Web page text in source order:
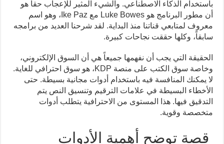
باستخدام الذكاء الاصطناعي. والشيء المثير للإعجاب حقاً هو
أن مطور البرنامج هو Luke Bowes مع Ike Paz، وهو اسم
معروف لمتابعي قناتنا منذ البداية. لقد شرحنا العديد من برامجه
سابقاً، وكلها حققت نجاحات كبيرة.
الحقيقة التي يجب أن نفهمها جميعاً هي أن السوق الإلكتروني،
وخاصة سوق الكتب على منصة KDP، هو سوق احترافي للغاية.
لا يمكنك المنافسة فيه باستخدام أدوات مجانية بسيطة. حتى
الأخطاء البسيطة في علامات الترقيم وتنسيق النص يتم
التدقيق فيها. هذا المستوى من الاحترافية يتطلب أدوات
متخصصة وقوية.
قصة توضح أهمية الأدوات